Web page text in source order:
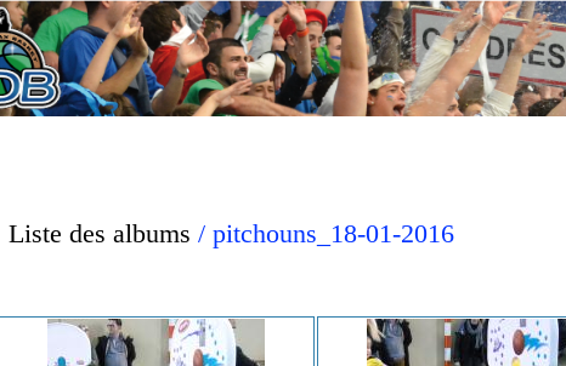
Liste des albums / pitchouns_18-01-2016